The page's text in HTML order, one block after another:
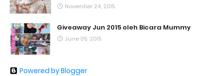
November 24, 2015
Giveaway Jun 2015 oleh Bicara Mummy
June 05, 2015
Powered by Blogger